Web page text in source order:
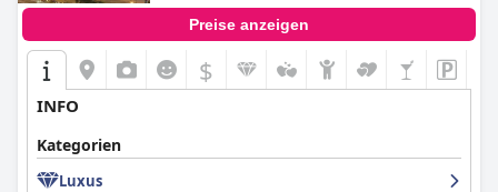
Preise anzeigen
$
INFO
Kategorien
Luxus